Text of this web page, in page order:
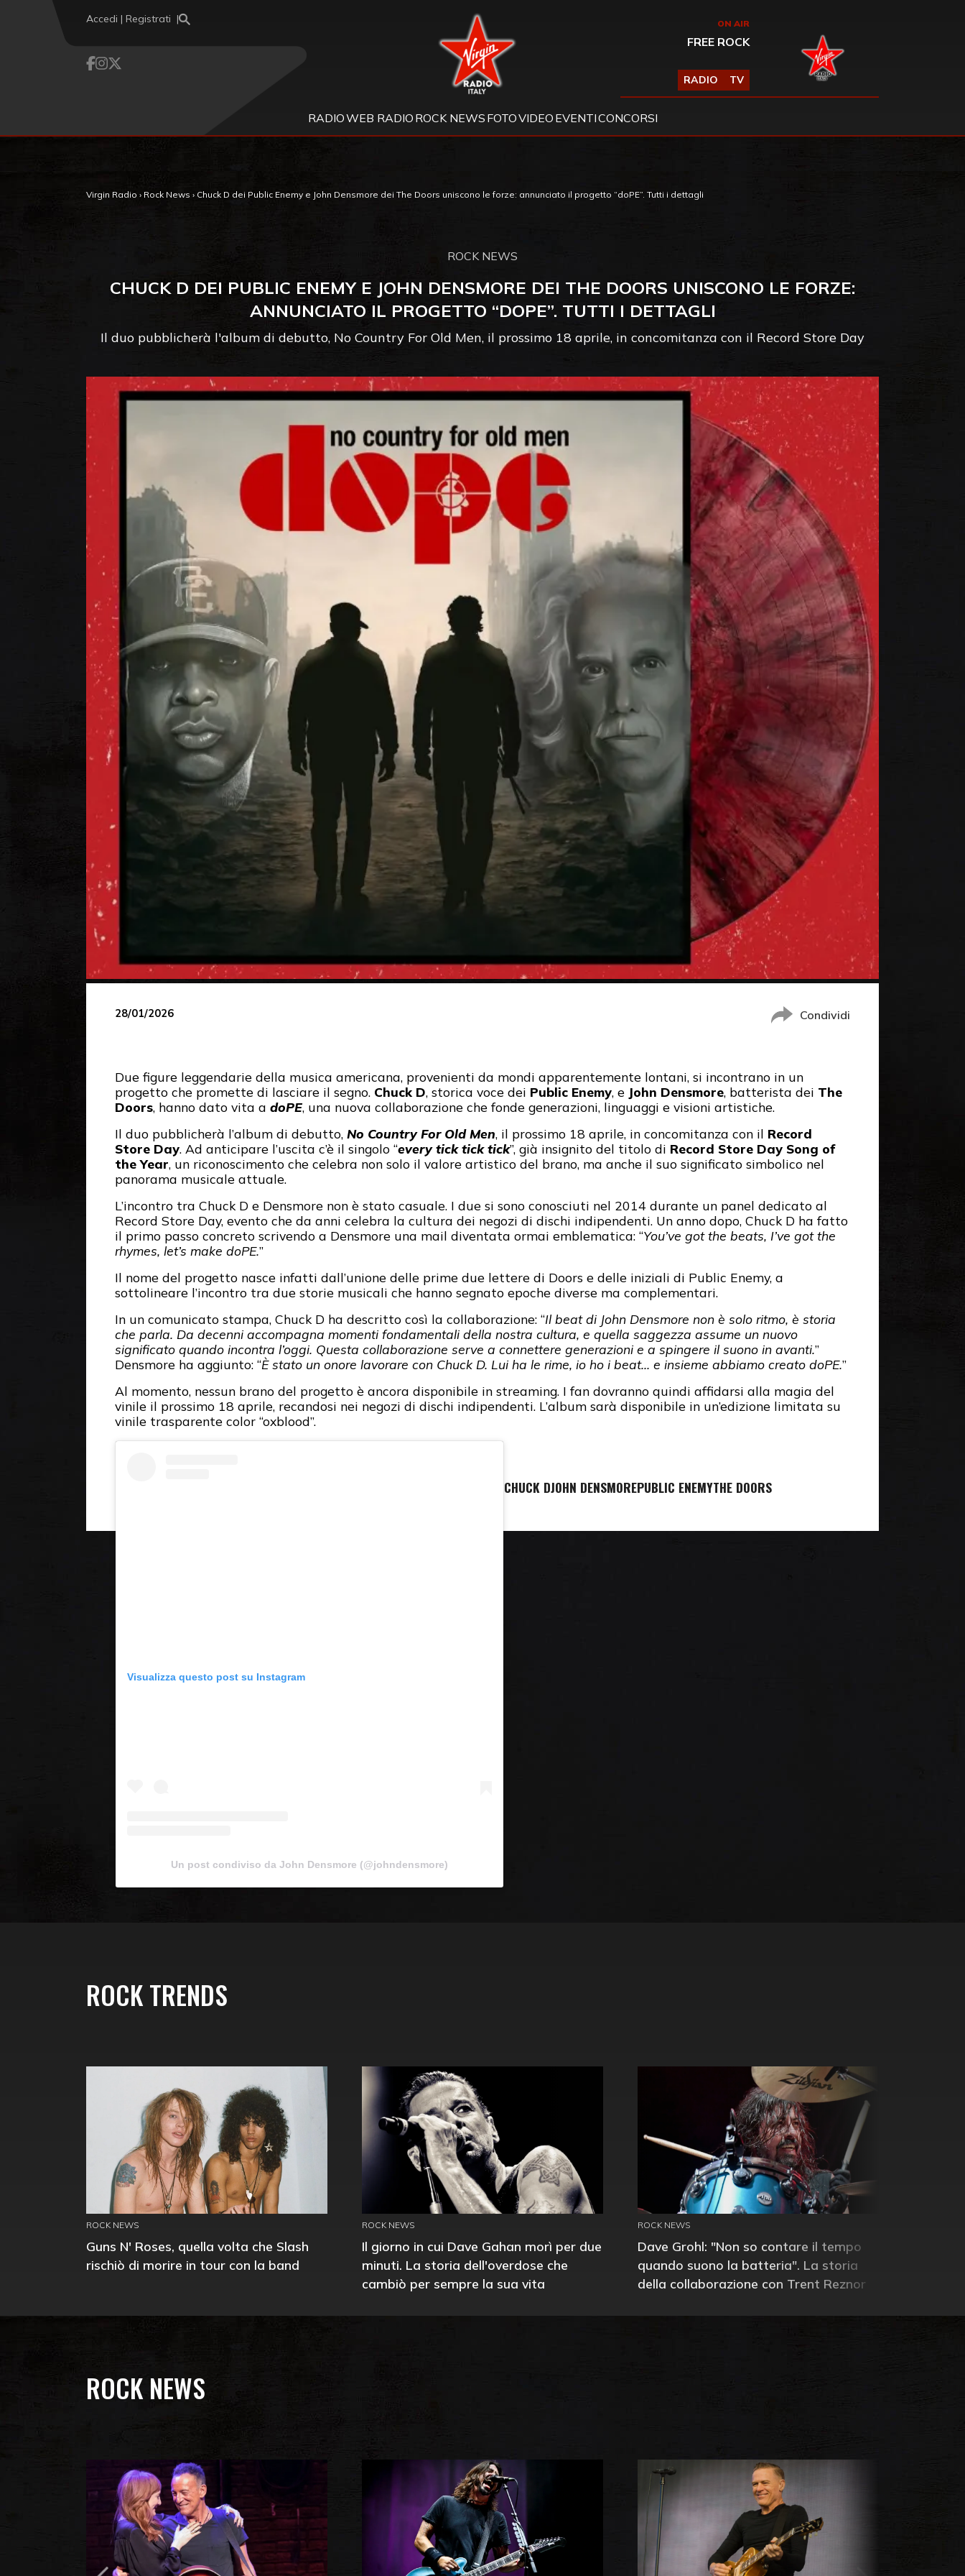
Accedi | Registrati Virgin Radio ON AIR
FREE ROCK
RADIO TV
RADIOWEB RADIO ROCK NEWS FOTOVIDEO EVENTICONCORSI
Virgin Radio › Rock News › Chuck D dei Public Enemy e John Densmore dei The Doors uniscono le forze: annunciato il progetto “doPE”. Tutti i dettagli
ROCK NEWS
CHUCK D DEI PUBLIC ENEMY E JOHN DENSMORE DEI THE DOORS UNISCONO LE FORZE:
ANNUNCIATO IL PROGETTO “DOPE”. TUTTI I DETTAGLI
Il duo pubblicherà l'album di debutto, No Country For Old Men, il prossimo 18 aprile, in concomitanza con il Record Store Day
28/01/2026 Condividi
Due figure leggendarie della musica americana, provenienti da mondi apparentemente lontani, si incontrano in un
progetto che promette di lasciare il segno. Chuck D, storica voce dei Public Enemy, e John Densmore, batterista dei The
Doors, hanno dato vita a doPE, una nuova collaborazione che fonde generazioni, linguaggi e visioni artistiche.
Il duo pubblicherà l’album di debutto, No Country For Old Men, il prossimo 18 aprile, in concomitanza con il Record
Store Day. Ad anticipare l’uscita c’è il singolo “every tick tick tick”, già insignito del titolo di Record Store Day Song of
the Year, un riconoscimento che celebra non solo il valore artistico del brano, ma anche il suo significato simbolico nel
panorama musicale attuale.
L’incontro tra Chuck D e Densmore non è stato casuale. I due si sono conosciuti nel 2014 durante un panel dedicato al
Record Store Day, evento che da anni celebra la cultura dei negozi di dischi indipendenti. Un anno dopo, Chuck D ha fatto
il primo passo concreto scrivendo a Densmore una mail diventata ormai emblematica: “You’ve got the beats, I’ve got the
rhymes, let’s make doPE.”
Il nome del progetto nasce infatti dall’unione delle prime due lettere di Doors e delle iniziali di Public Enemy, a
sottolineare l’incontro tra due storie musicali che hanno segnato epoche diverse ma complementari.
In un comunicato stampa, Chuck D ha descritto così la collaborazione: “Il beat di John Densmore non è solo ritmo, è storia
che parla. Da decenni accompagna momenti fondamentali della nostra cultura, e quella saggezza assume un nuovo
significato quando incontra l’oggi. Questa collaborazione serve a connettere generazioni e a spingere il suono in avanti.”
Densmore ha aggiunto: “È stato un onore lavorare con Chuck D. Lui ha le rime, io ho i beat… e insieme abbiamo creato doPE.”
Al momento, nessun brano del progetto è ancora disponibile in streaming. I fan dovranno quindi affidarsi alla magia del
vinile il prossimo 18 aprile, recandosi nei negozi di dischi indipendenti. L’album sarà disponibile in un’edizione limitata su
vinile trasparente color “oxblood”.
Visualizza questo post su Instagram
Un post condiviso da John Densmore (@johndensmore)
CHUCK DJOHN DENSMOREPUBLIC ENEMYTHE DOORS
ROCK TRENDS
ROCK NEWS
Guns N' Roses, quella volta che Slash
rischiò di morire in tour con la band
ROCK NEWS
Il giorno in cui Dave Gahan morì per due
minuti. La storia dell'overdose che
cambiò per sempre la sua vita
ROCK NEWS
Dave Grohl: "Non so contare il tempo
quando suono la batteria". La storia
della collaborazione con Trent Reznor
ROCK NEWS